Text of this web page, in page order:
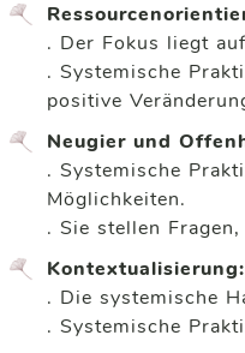
. Der Fokus liegt
. Systemische
positive
Neugier und
. Systemische
Möglichkeiten.
. Sie stellen
Kontextualisierung:
. Die systemische
. Systemische